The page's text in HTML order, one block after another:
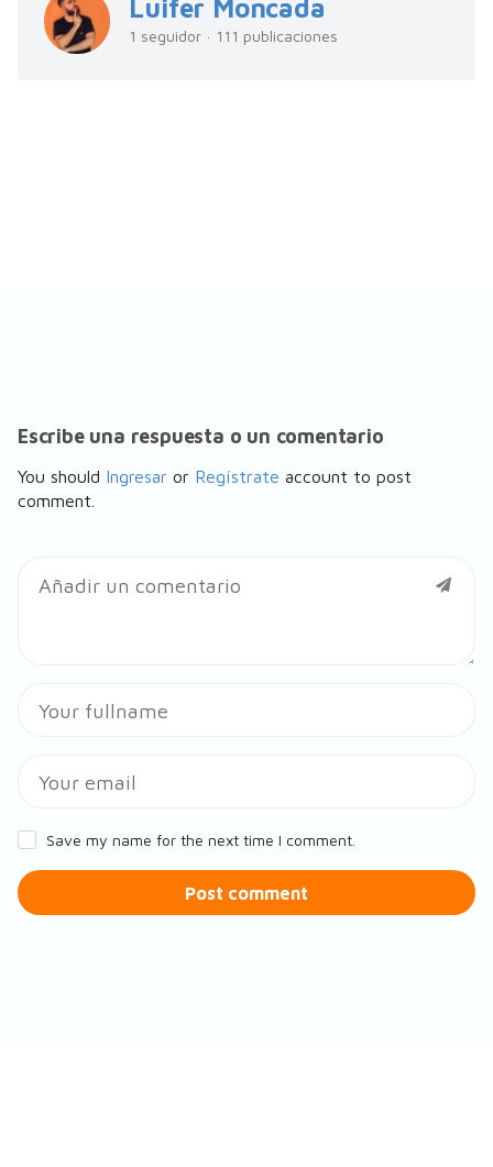
Luifer Moncada
1 seguidor · 111 publicaciones
Escribe una respuesta o un comentario
You should Ingresar or Regístrate account to post
comment.
Save my name for the next time I comment.
Post comment